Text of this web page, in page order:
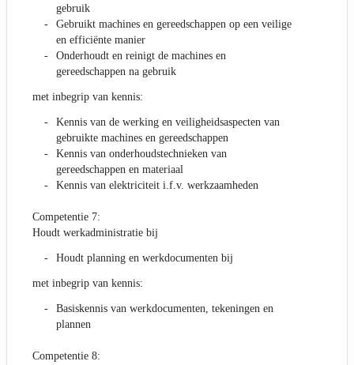
gebruik
Gebruikt machines en gereedschappen op een veilige
en efficiënte manier
Onderhoudt en reinigt de machines en
gereedschappen na gebruik
met inbegrip van kennis:
Kennis van de werking en veiligheidsaspecten van
gebruikte machines en gereedschappen
Kennis van onderhoudstechnieken van
gereedschappen en materiaal
Kennis van elektriciteit i.f.v. werkzaamheden
Competentie 7:
Houdt werkadministratie bij
Houdt planning en werkdocumenten bij
met inbegrip van kennis:
Basiskennis van werkdocumenten, tekeningen en
plannen
Competentie 8: